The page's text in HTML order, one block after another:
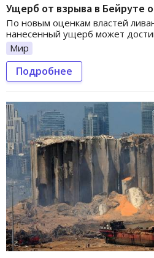
Ущерб от взрыва в Бейруте
По новым оценкам властей
нанесенный ущерб может
Мир
Подробнее